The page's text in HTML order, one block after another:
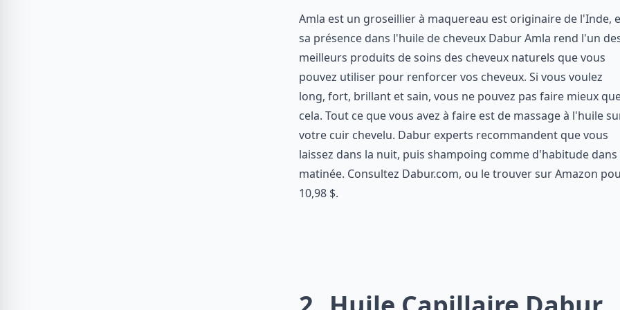
Amla est un groseillier à maquereau est originaire de l'Inde,
sa présence dans l'huile de cheveux Dabur Amla rend l'un
meilleurs produits de soins des cheveux naturels que vous
pouvez utiliser pour renforcer vos cheveux. Si vous voulez
long, fort, brillant et sain, vous ne pouvez pas faire mieux
cela. Tout ce que vous avez à faire est de massage à l'huile
votre cuir chevelu. Dabur experts recommandent que vous
laissez dans la nuit, puis shampoing comme d'habitude dans
matinée. Consultez Dabur.com, ou le trouver sur Amazon
10,98 $.